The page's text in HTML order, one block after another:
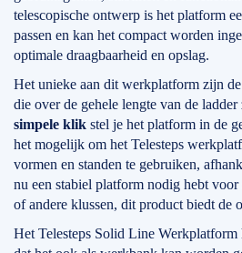
telescopische ontwerp is het platform
passen en kan het compact worden
optimale draagbaarheid en opslag.
Het unieke aan dit werkplatform zijn
die over de gehele lengte van de ladder
simpele klik stel je het platform in de
het mogelijk om het Telesteps
vormen en standen te gebruiken,
nu een stabiel platform nodig hebt
of andere klussen, dit product biedt de
Het Telesteps Solid Line Werkplatform